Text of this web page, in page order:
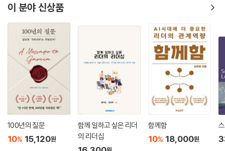
한 겉모습, 사실과 진실을 왜곡하는 현란한 언변, 확인할 길 없는 자질구레
가 갖다 바친 것은 아닌지 냉정하게 평가하고 되돌아볼 때다.
언론의 근거 없는 헐뜯기가 도를 넘어선 지 오래다. 심지어 검찰과 결탁하
여 온갖 가짜 뉴스와 조작 뉴스를 내놓는다. 정권 흔들기는 기본이고, 한 집
안을 쑥대밭으로 만든다. 그 언어도 저질이고 천박하기 이를 데 없다. 저질
유튜버들은 한술 더 뜬다. 모두가 사리사욕 때문이다. 언어의 격이 곧 인격
이다. 언론인과 정치가, 그리고 새로운 매체로 떠오른 유튜버들은 하루빨
리 입과 말만으로도 자신의 인격이 판단 당한다는 사실을 심각하게 인식해
야 할 것이다.
말은 글보다 그 사람을 더 잘 나타낸다. 따라서 모든 말실수는 실수가 아니
라 평소 소신의 표출이다. 실수로 포장하고 변명할 뿐이다. 지난 몇 년 동안
우리 사회는 이 ‘말의 격’, 즉 ‘언격(言格)’이 곧 ‘인격(人格)’이라는 사실을
뼈저리게 목격하고 체험했다. ‘언격’은 인문학 소양에서 나온다. 인문학의
기본은 문사철(文史哲)이며, 역사는 인문학의 핵심이다. 역사공부를 하
지 않는다는 말이다. 또 하나, 자신보다 지적으로 도덕적으로 뛰어난 사람
에 대한 막말과 비난의 본질도 새삼 확인하게 되었는데, 그것은 다름 아닌
시기와 질투였고, 그 뒤에는 탐욕이 웅크리고 있었다. 시기와 질투는 인간
의 본성에 가깝지만 그것이 지나치면 남을 해치게 된다. 시기와 질투를 극
식인들과 갈 데까지 간 언론들을 염두에 둔 글들이 있다.
이 분야 신상품
100년의 질문
10% 15,120원
함께 일하고 싶은 리더
의 리더십
함께함
10% 18,000원